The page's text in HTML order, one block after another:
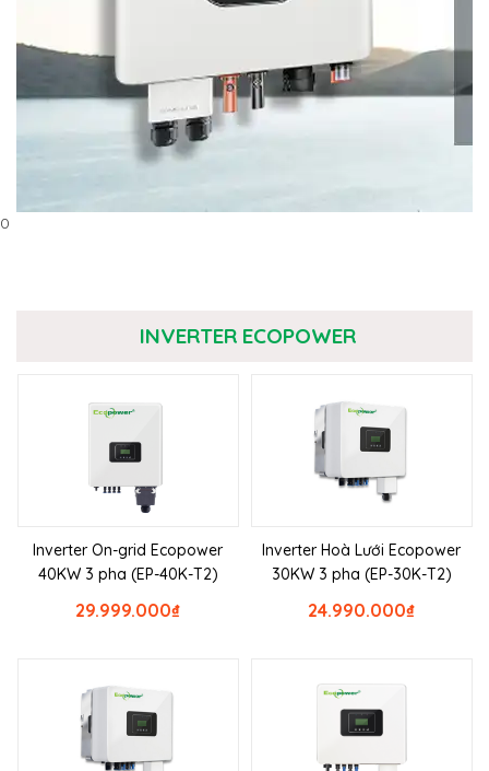
0
INVERTER ECOPOWER
Inverter On-grid Ecopower
40KW 3 pha (EP-40K-T2)
₫
29.999.000
Inverter Hoà Lưới Ecopower
30KW 3 pha (EP-30K-T2)
₫
24.990.000